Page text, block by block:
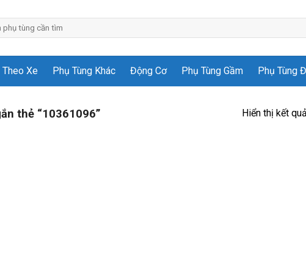
Theo Xe Phụ Tùng Khác Động Cơ Phụ Tùng Gầm Phụ Tùng
thẻ “10361096” Hiển thị kết